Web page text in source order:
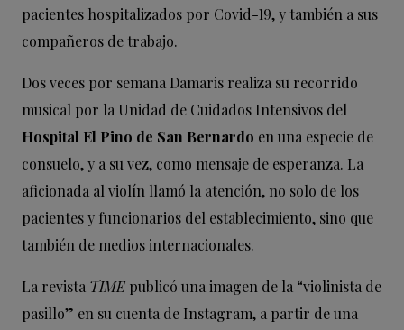
pacientes hospitalizados por Covid-19, y también a sus
compañeros de trabajo.
Dos veces por semana Damaris realiza su recorrido
musical por la Unidad de Cuidados Intensivos del
Hospital El Pino de San Bernardo en una especie de
consuelo, y a su vez, como mensaje de esperanza. La
aficionada al violín llamó la atención, no solo de los
pacientes y funcionarios del establecimiento, sino que
también de medios internacionales.
La revista TIME publicó una imagen de la “violinista de
pasillo” en su cuenta de Instagram, a partir de una